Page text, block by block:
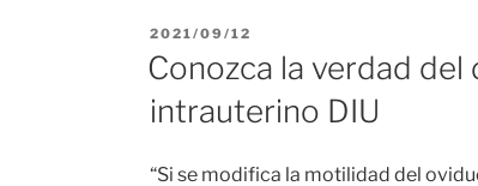
PUBLICADO
EL
2021/09/12
Conozca la verdad del
intrauterino DIU
“Si se modifica la motilidad del